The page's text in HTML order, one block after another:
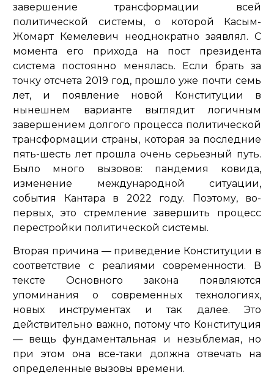
завершение трансформации всей
политической системы, о которой Касым-
Жомарт Кемелевич неоднократно заявлял. С
момента его прихода на пост президента
система постоянно менялась. Если брать за
точку отсчета 2019 год, прошло уже почти семь
лет, и появление новой Конституции в
нынешнем варианте выглядит логичным
завершением долгого процесса политической
трансформации страны, которая за последние
пять-шесть лет прошла очень серьезный путь.
Было много вызовов: пандемия ковида,
изменение международной ситуации,
события Кантара в 2022 году. Поэтому, во-
первых, это стремление завершить процесс
перестройки политической системы.
Вторая причина — приведение Конституции в
соответствие с реалиями современности. В
тексте Основного закона появляются
упоминания о современных технологиях,
новых инструментах и так далее. Это
действительно важно, потому что Конституция
— вещь фундаментальная и незыблемая, но
при этом она все-таки должна отвечать на
определенные вызовы времени.